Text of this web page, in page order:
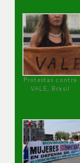
Protestas contra
VALE, Brasil